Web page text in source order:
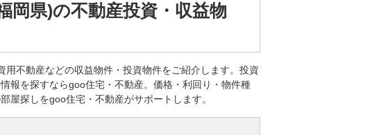
岡県)の不動産投資・収益物
不動産などの収益物件・投資物件をご紹介します。投資
報を探すならgoo住宅・不動産。価格・利回り・物件種
屋探しをgoo住宅・不動産がサポートします。